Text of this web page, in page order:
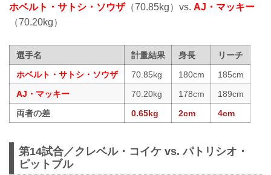
ホベルト・サトシ・ソウザ（70.85kg）vs. AJ・マッキー
（70.20kg）
選手名 計量結果 身長
リーチ
ホベルト・サトシ・ソウザ
70.85kg 180cm
185cm
AJ・マッキー
70.20kg 178cm
189cm
両者の差
0.65kg 2cm 4cm
第14試合／クレベル・コイケ vs. パトリシオ・
ピットブル